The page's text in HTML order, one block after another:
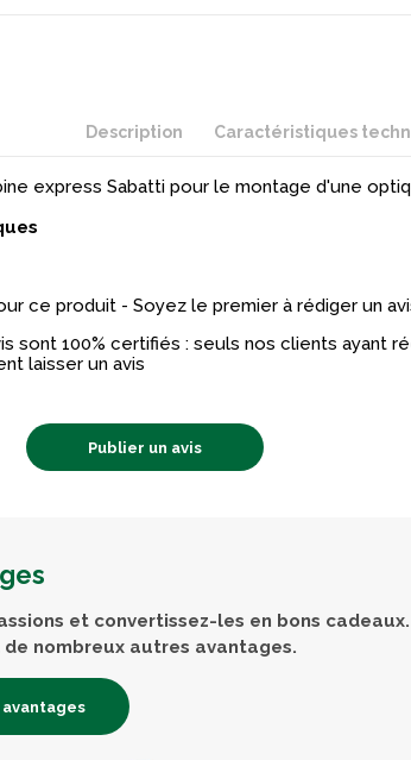
Description Caractéristiques
express Sabatti pour le montage d'une
ce produit - Soyez le premier à rédiger un
sont 100% certifiés : seuls nos clients ayant
laisser un avis
Publier un avis
et convertissez-les en bons cadeaux.
nombreux autres avantages.